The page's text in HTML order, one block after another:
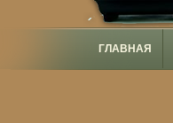
ГЛАВНАЯ